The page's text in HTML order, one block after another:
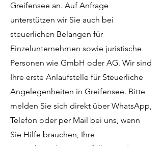
Greifensee an. Auf Anfrage
unterstützen wir Sie auch bei
steuerlichen Belangen für
Einzelunternehmen sowie juristische
Personen wie GmbH oder AG. Wir sind
Ihre erste Anlaufstelle für Steuerliche
Angelegenheiten in Greifensee. Bitte
melden Sie sich direkt über WhatsApp,
Telefon oder per Mail bei uns, wenn
Sie Hilfe brauchen, Ihre